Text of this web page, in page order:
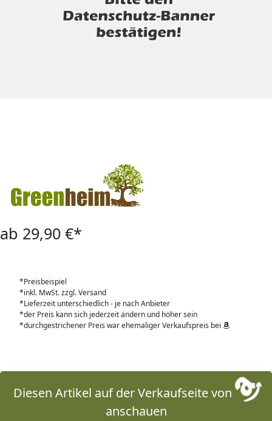
ab 29,90 €*
*Preisbeispiel
*inkl. MwSt. zzgl. Versand
*Lieferzeit unterschiedlich - je nach Anbieter
*der Preis kann sich jederzeit ändern und höher sein
*durchgestrichener Preis war ehemaliger Verkaufspreis bei
Diesen Artikel auf der Verkaufseite von
anschauen